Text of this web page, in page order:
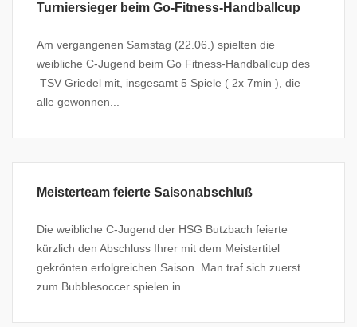
Turniersieger beim Go-Fitness-Handballcup
Am vergangenen Samstag (22.06.) spielten die
weibliche C-Jugend beim Go Fitness-Handballcup des
TSV Griedel mit, insgesamt 5 Spiele ( 2x 7min ), die
alle gewonnen...
Meisterteam feierte Saisonabschluß
Die weibliche C-Jugend der HSG Butzbach feierte
kürzlich den Abschluss Ihrer mit dem Meistertitel
gekrönten erfolgreichen Saison. Man traf sich zuerst
zum Bubblesoccer spielen in...